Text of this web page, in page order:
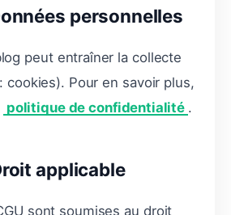
personnelles
peut entraîner la collecte
cookies). Pour en savoir plus,
politique de confidentialité .
applicable
sont soumises au droit